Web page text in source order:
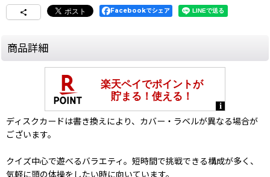
Facebookでシェア
商品詳細
ディスクカードは書き換えにより、カバー・ラベルが異なる場合が
ございます。
クイズ中心で遊べるバラエティ。短時間で挑戦できる構成が多く、
気軽に頭の体操をしたい時に向いています。